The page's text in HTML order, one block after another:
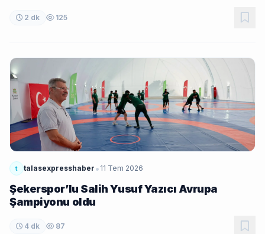
2 dk 125
t talasexpresshaber • 11 Tem 2026
Şekerspor’lu Salih Yusuf Yazıcı Avrupa
Şampiyonu oldu
4 dk 87